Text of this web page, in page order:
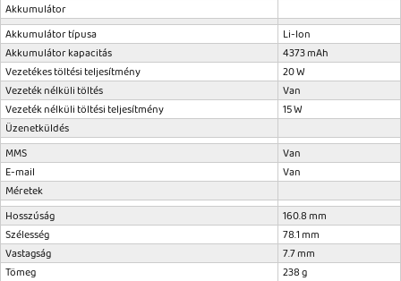
Akkumulátor
Akkumulátor típusa
Li-Ion
Akkumulátor kapacitás
4373 mAh
Vezetékes töltési teljesítmény
20 W
Vezeték nélküli töltés
Van
Vezeték nélküli töltési teljesítmény
15 W
Üzenetküldés
MMS
Van
E-mail
Van
Méretek
Hosszúság
160.8 mm
Szélesség
78.1 mm
Vastagság
7.7 mm
Tömeg
238 g